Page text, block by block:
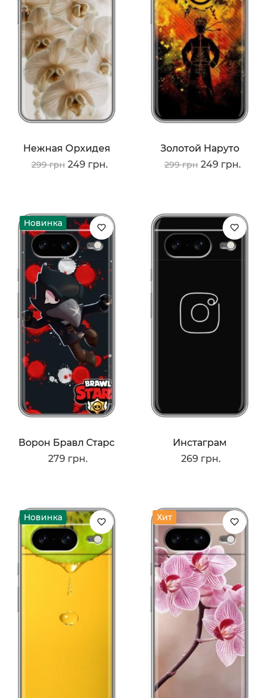
Нежная Орхидея
299 грн 249 грн.
Золотой Наруто
299 грн 249 грн.
Новинка
Ворон Бравл Старс
279 грн.
Инстаграм
269 грн.
Новинка Хит